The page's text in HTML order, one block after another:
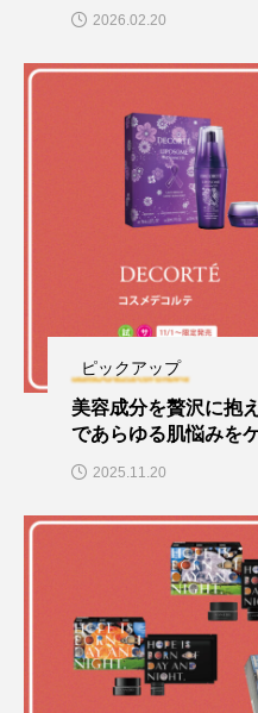
2026.02.20
ピックアップ
美容成分を贅沢に抱
であらゆる肌悩みを
2025.11.20